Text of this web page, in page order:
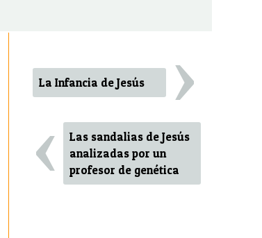
La Infancia de Jesús ›
‹
Las sandalias de Jesús
analizadas por un
profesor de genética